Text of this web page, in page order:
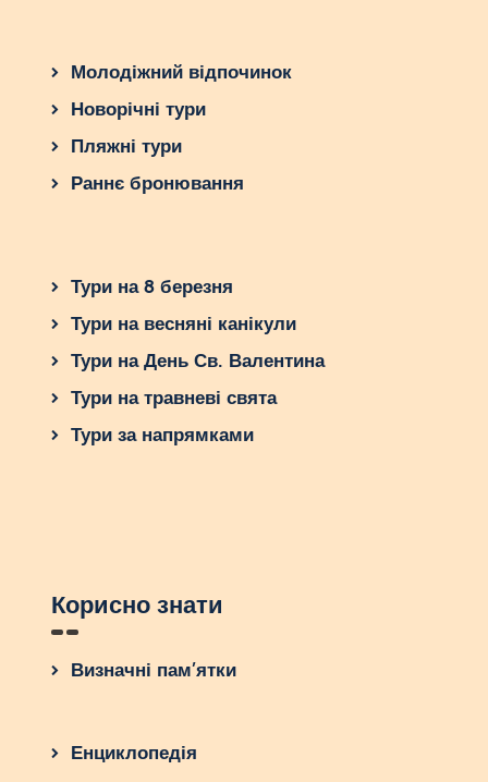
Молодіжний відпочинок
Новорічні тури
Пляжні тури
Раннє бронювання
Тури на 8 березня
Тури на весняні канікули
Тури на День Св. Валентина
Тури на травневі свята
Тури за напрямками
Корисно знати
Визначні пам’ятки
Енциклопедія